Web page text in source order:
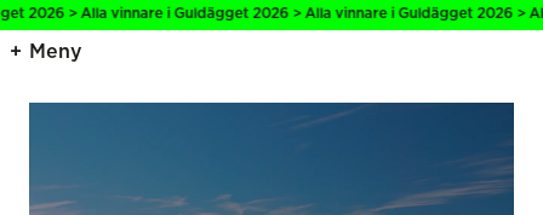
> Alla vinnare i Guldägget 2026 > Alla vinnare i Guldägget 2026 >
Meny